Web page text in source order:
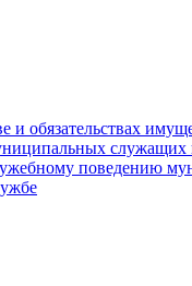
обязательствах
служащих
поведению